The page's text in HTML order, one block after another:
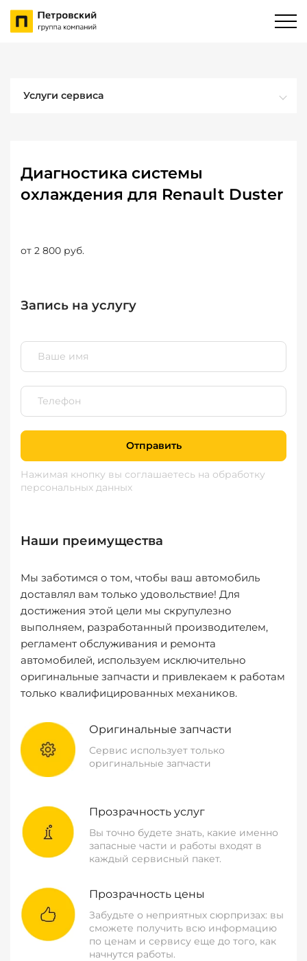
Услуги сервиса
Диагностика системы
охлаждения для Renault Duster
от 2 800 руб.
Запись на услугу
Отправить
Нажимая кнопку вы соглашаетесь на обработку
персональных данных
Наши преимущества
Мы заботимся о том, чтобы ваш автомобиль
доставлял вам только удовольствие! Для
достижения этой цели мы скрупулезно
выполняем, разработанный производителем,
регламент обслуживания и ремонта
автомобилей, используем исключительно
оригинальные запчасти и привлекаем к работам
только квалифицированных механиков.
Оригинальные запчасти
Сервис использует только
оригинальные запчасти
Прозрачность услуг
Вы точно будете знать, какие именно
запасные части и работы входят в
каждый сервисный пакет.
Прозрачность цены
Забудьте о неприятных сюрпризах: вы
сможете получить всю информацию
по ценам и сервису еще до того, как
начнутся работы.